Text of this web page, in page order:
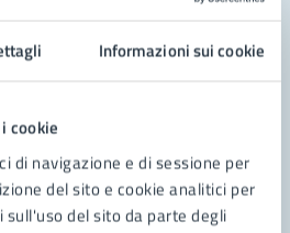
Informazioni sui cookie
cookie
di navigazione e di sessione per
del sito e cookie analitici per
del sito da parte degli